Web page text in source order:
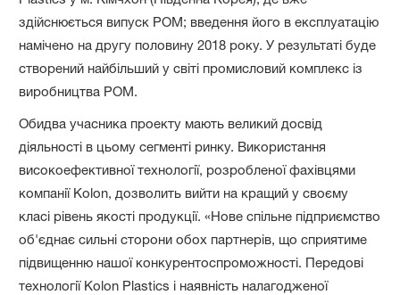
здійснюється випуск POM; введення його в експлуатацію
намічено на другу половину 2018 року. У результаті буде
створений найбільший у світі промисловий комплекс із
виробництва POM.
Обидва учасника проекту мають великий досвід
діяльності в цьому сегменті ринку. Використання
високоефективної технології, розробленої фахівцями
компанії Kolon, дозволить вийти на кращий у своєму
класі рівень якості продукції. «Нове спільне підприємство
об'єднає сильні сторони обох партнерів, що сприятиме
підвищенню нашої конкурентоспроможності. Передові
технології Kolon Plastics і наявність налагодженої